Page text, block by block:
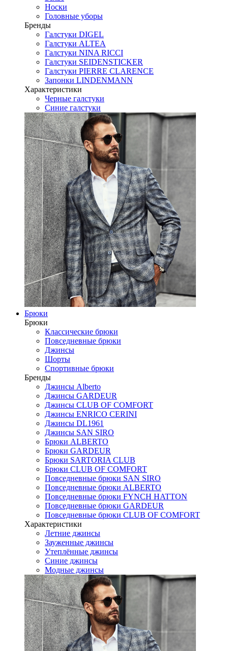
Носки
Головные уборы
Бренды
Галстуки DIGEL
Галстуки ALTEA
Галстуки NINA RICCI
Галстуки SEIDENSTICKER
Галстуки PIERRE CLARENCE
Запонки LINDENMANN
Характеристики
Черные галстуки
Синие галстуки
Брюки
Брюки
Классические брюки
Повседневные брюки
Джинсы
Шорты
Спортивные брюки
Бренды
Джинсы Alberto
Джинсы GARDEUR
Джинсы CLUB OF COMFORT
Джинсы ENRICO CERINI
Джинсы DL1961
Джинсы SAN SIRO
Брюки ALBERTO
Брюки GARDEUR
Брюки SARTORIA CLUB
Брюки CLUB OF COMFORT
Повседневные брюки SAN SIRO
Повседневные брюки ALBERTO
Повседневные брюки FYNCH HATTON
Повседневные брюки GARDEUR
Повседневные брюки CLUB OF COMFORT
Характеристики
Летние джинсы
Зауженные джинсы
Утеплённые джинсы
Синие джинсы
Модные джинсы